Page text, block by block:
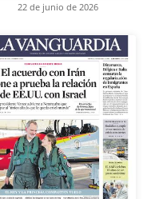
22 de junio de 2026